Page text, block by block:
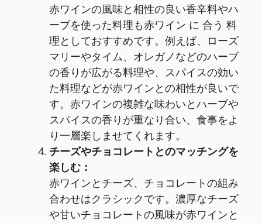
赤ワインの風味と相性の良い香辛料やハ
ーブを使った料理も赤ワイン に 合う 料
理としておすすめです。例えば、ローズ
マリーやタイム、オレガノなどのハーブ
の香りが広がる料理や、スパイスの効い
た料理などが赤ワインとの相性が良いで
す。赤ワインの複雑な味わいとハーブや
スパイスの香りが重なり合い、食事をよ
り一層楽しませてくれます。
チーズやチョコレートとのマッチングを
楽しむ：
赤ワインとチーズ、チョコレートの組み
合わせはクラシックです。濃厚なチーズ
や甘いチョコレートの風味が赤ワインと